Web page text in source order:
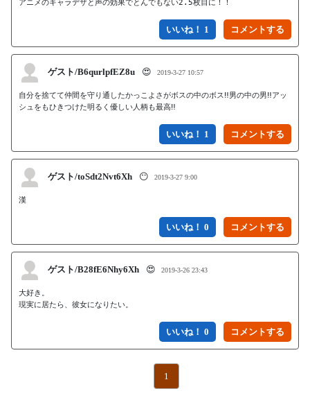
いいね！ 1
ゲスト/B6qurlpfEZ8u 😍 2019-3-27 10:57
自分を捨てて仲間を守り通したかっこよさがボスの中のボス‼男の中の男‼アッ
シュをもひきつけた明るく優しい人柄も最高‼
いいね！ 1
ゲスト/toSdt2Nvt6Xh 😶 2019-3-27 9:00
漢
いいね！ 0
ゲスト/B28fE6Nhy6Xh 😍 2019-3-26 23:43
大好き。
現実に居たら、彼女になりたい。
いいね！ 0
1